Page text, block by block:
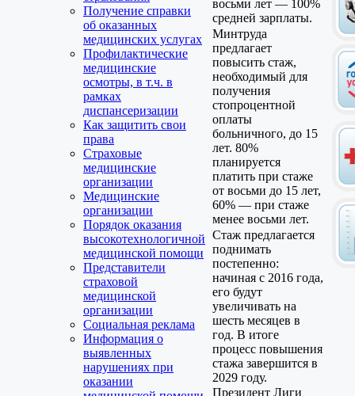
Получение справки
об оказанных
медицинских услугах
Профилактические
медицинские
осмотры, в т.ч. в
рамках
диспансеризации
Как защитить свои
права
Страховые
медицинские
организации
Медицинские
организации
Порядок оказания
высокотехнологичной
медицинской помощи
Представители
страховой
медицинской
организации
Социальная реклама
Информация о
выявленных
нарушениях при
оказании
восьми лет — 100%
средней зарплаты.
Минтруда
предлагает
повысить стаж,
необходимый для
получения
стопроцентной
оплаты
больничного, до 15
лет. 80%
планируется
платить при стаже
от восьми до 15 лет,
60% — при стаже
менее восьми лет.
Стаж предлагается
поднимать
постепенно:
начиная с 2016 года,
его будут
увеличивать на
шесть месяцев в
год. В итоге
процесс повышения
стажа завершится в
2029 году.
Президент Лиги